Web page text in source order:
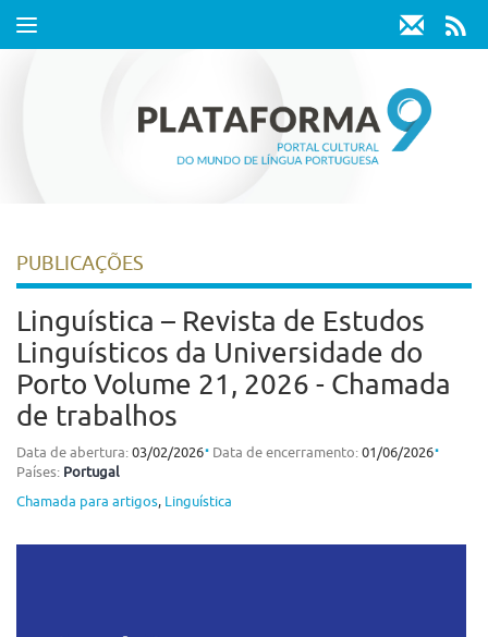
Toggle
PUBLICAÇÕES
Linguística – Revista de Estudos
Linguísticos da Universidade do
Porto Volume 21, 2026 - Chamada
de trabalhos
Data de abertura: 03/02/2026⋅ Data de encerramento: 01/06/2026⋅
Países: Portugal
Chamada para artigos, Linguística